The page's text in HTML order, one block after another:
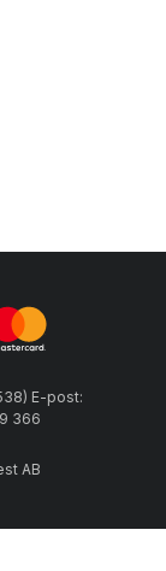
E-post:
366
AB